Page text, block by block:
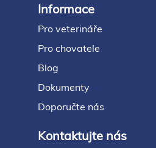
Informace
Pro veterináře
Pro chovatele
Blog
Dokumenty
Doporučte nás
Kontaktujte nás